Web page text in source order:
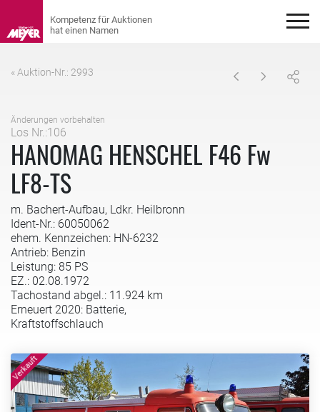
« Auktion-Nr.: 2993
Änderungen vorbehalten
Los Nr.:106
HANOMAG HENSCHEL F46 Fw
LF8-TS
m. Bachert-Aufbau, Ldkr. Heilbronn
Ident-Nr.: 60050062
ehem. Kennzeichen: HN-6232
Antrieb: Benzin
Leistung: 85 PS
EZ.: 02.08.1972
Tachostand abgel.: 11.924 km
Erneuert 2020: Batterie,
Kraftstoffschlauch